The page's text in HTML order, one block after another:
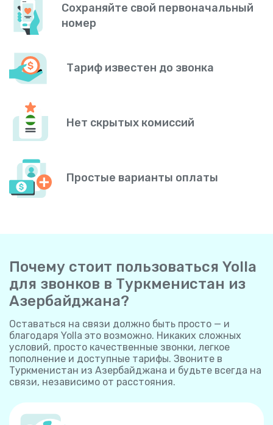
Сохраняйте свой первоначальный
номер
Тариф известен до звонка
Нет скрытых комиссий
Простые варианты оплаты
Почему стоит пользоваться Yolla
для звонков в Туркменистан из
Азербайджана?
Оставаться на связи должно быть просто — и
благодаря Yolla это возможно. Никаких сложных
условий, просто качественные звонки, легкое
пополнение и доступные тарифы. Звоните в
Туркменистан из Азербайджана и будьте всегда на
связи, независимо от расстояния.